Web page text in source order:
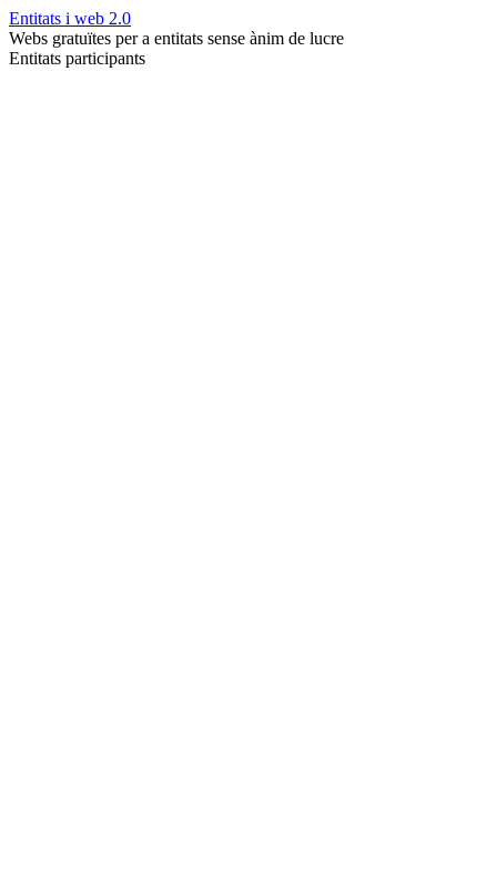
Entitats i web 2.0
Webs gratuïtes per a entitats sense ànim de lucre
Entitats participants